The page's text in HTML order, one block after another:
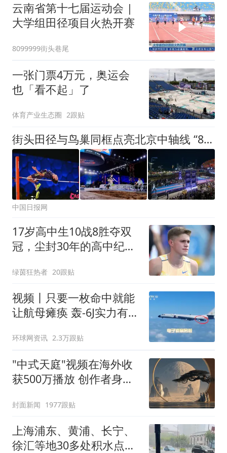
云南省第十七届运动会 |
大学组田径项目火热开赛
8099999街头巷尾
一张门票4万元，奥运会
也「看不起」了
体育产业生态圈 2跟贴
街头田径与鸟巢同框点亮北京中轴线 “8·8全民健身日”男子跳高创今年佳绩
中国日报网
17岁高中生10战8胜夺双
冠，尘封30年的高中纪录
绿茵狂热者 20跟贴
视频丨只要一枚命中就能
让航母瘫痪 轰-6J实力有多
环球网资讯 2.3万跟贴
"中式天庭"视频在海外收
获500万播放 创作者身份
封面新闻 1977跟贴
上海浦东、黄浦、长宁、
徐汇等地30多处积水点正